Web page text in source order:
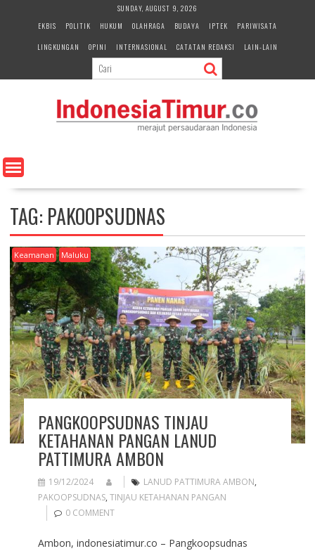
e
n
SUNDAY, AUGUST 9, 2026
EKBIS
POLITIK HUKUM OLAHRAGA BUDAYA IPTEK
PARIWISATA
LINGKUNGAN
OPINI INTERNASIONAL CATATAN REDAKSI LAIN-LAIN
TAG: PAKOOPSUDNAS
Keamanan Maluku
PANGKOOPSUDNAS TINJAU
KETAHANAN PANGAN LANUD
PATTIMURA AMBON
19/12/2024 LANUD PATTIMURA AMBON,
PAKOOPSUDNAS, TINJAU KETAHANAN PANGAN
0 COMMENT
Ambon, indonesiatimur.co – Pangkoopsudnas